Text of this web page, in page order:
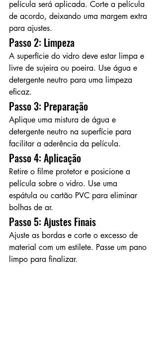
película será aplicada. Corte a película
de acordo, deixando uma margem extra
para ajustes.
Passo 2: Limpeza
A superfície do vidro deve estar limpa e
livre de sujeira ou poeira. Use água e
detergente neutro para uma limpeza
eficaz.
Passo 3: Preparação
Aplique uma mistura de água e
detergente neutro na superfície para
facilitar a aderência da película.
Passo 4: Aplicação
Retire o filme protetor e posicione a
película sobre o vidro. Use uma
espátula ou cartão PVC para eliminar
bolhas de ar.
Passo 5: Ajustes Finais
Ajuste as bordas e corte o excesso de
material com um estilete. Passe um pano
limpo para finalizar.